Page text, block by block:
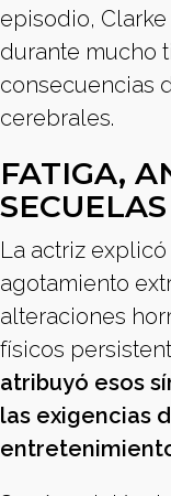
episodio,
durante mucho
consecuencias
cerebrales.
FATIGA,
La actriz
agotamiento
alteraciones
físicos
atribuyó esos
las exigencias